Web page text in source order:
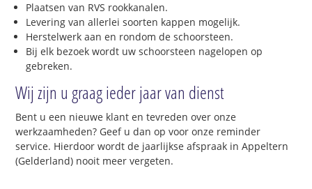
Plaatsen van RVS rookkanalen.
Levering van allerlei soorten kappen mogelijk.
Herstelwerk aan en rondom de schoorsteen.
Bij elk bezoek wordt uw schoorsteen nagelopen op
gebreken.
Wij zijn u graag ieder jaar van dienst
Bent u een nieuwe klant en tevreden over onze
werkzaamheden? Geef u dan op voor onze reminder
service. Hierdoor wordt de jaarlijkse afspraak in Appeltern
(Gelderland) nooit meer vergeten.